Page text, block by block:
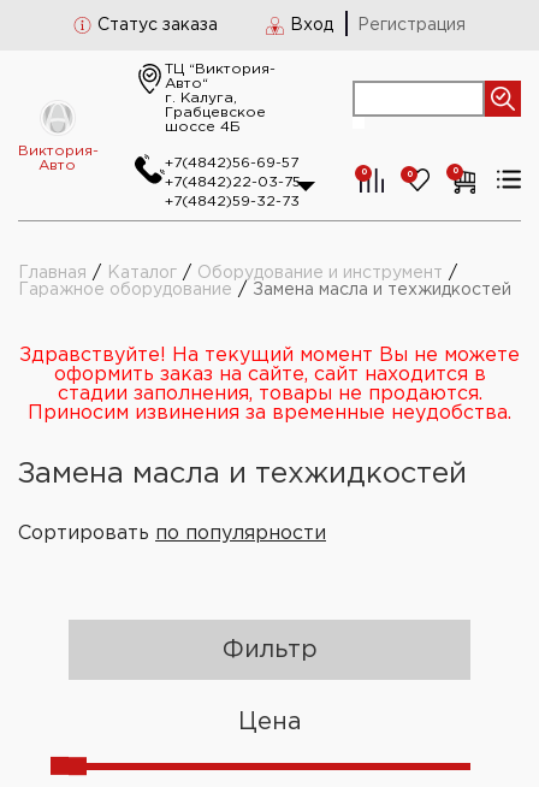
Статус заказа Вход Регистрация
Виктория-
Авто
ТЦ “Виктория-
Авто“
г. Калуга,
Грабцевское
шоссе 4Б
+7(4842)56-69-57
+7(4842)22-03-75
+7(4842)59-32-73
0 0 0
Главная / Каталог / Оборудование и инструмент /
Гаражное оборудование / Замена масла и техжидкостей
Здравствуйте! На текущий момент Вы не можете
оформить заказ на сайте, сайт находится в
стадии заполнения, товары не продаются.
Приносим извинения за временные неудобства.
Замена масла и техжидкостей
Сортировать по популярности
Фильтр
Цена